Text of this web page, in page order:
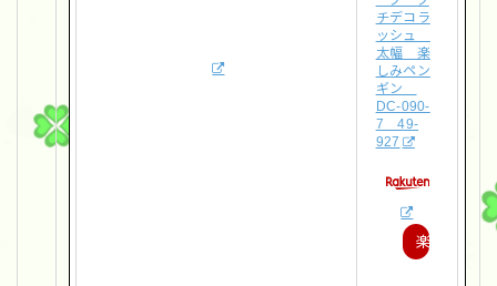
チデコラ
ッシュ
太幅 楽
しみペン
ギン
DC-090-
7 49-
927
楽